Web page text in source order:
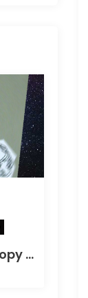
Did You Get A Copy Of The DIY Zine For How To Better Participate In Your Local Apocalypse?